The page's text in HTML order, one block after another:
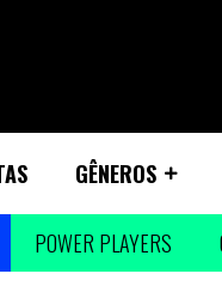
GÊNEROS
POWER PLAYERS